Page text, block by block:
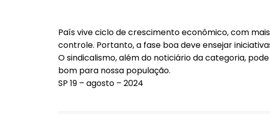
País vive ciclo de crescimento econômico, com
controle. Portanto, a fase boa deve ensejar
O sindicalismo, além do noticiário da categoria,
bom para nossa população.
SP 19 – agosto – 2024